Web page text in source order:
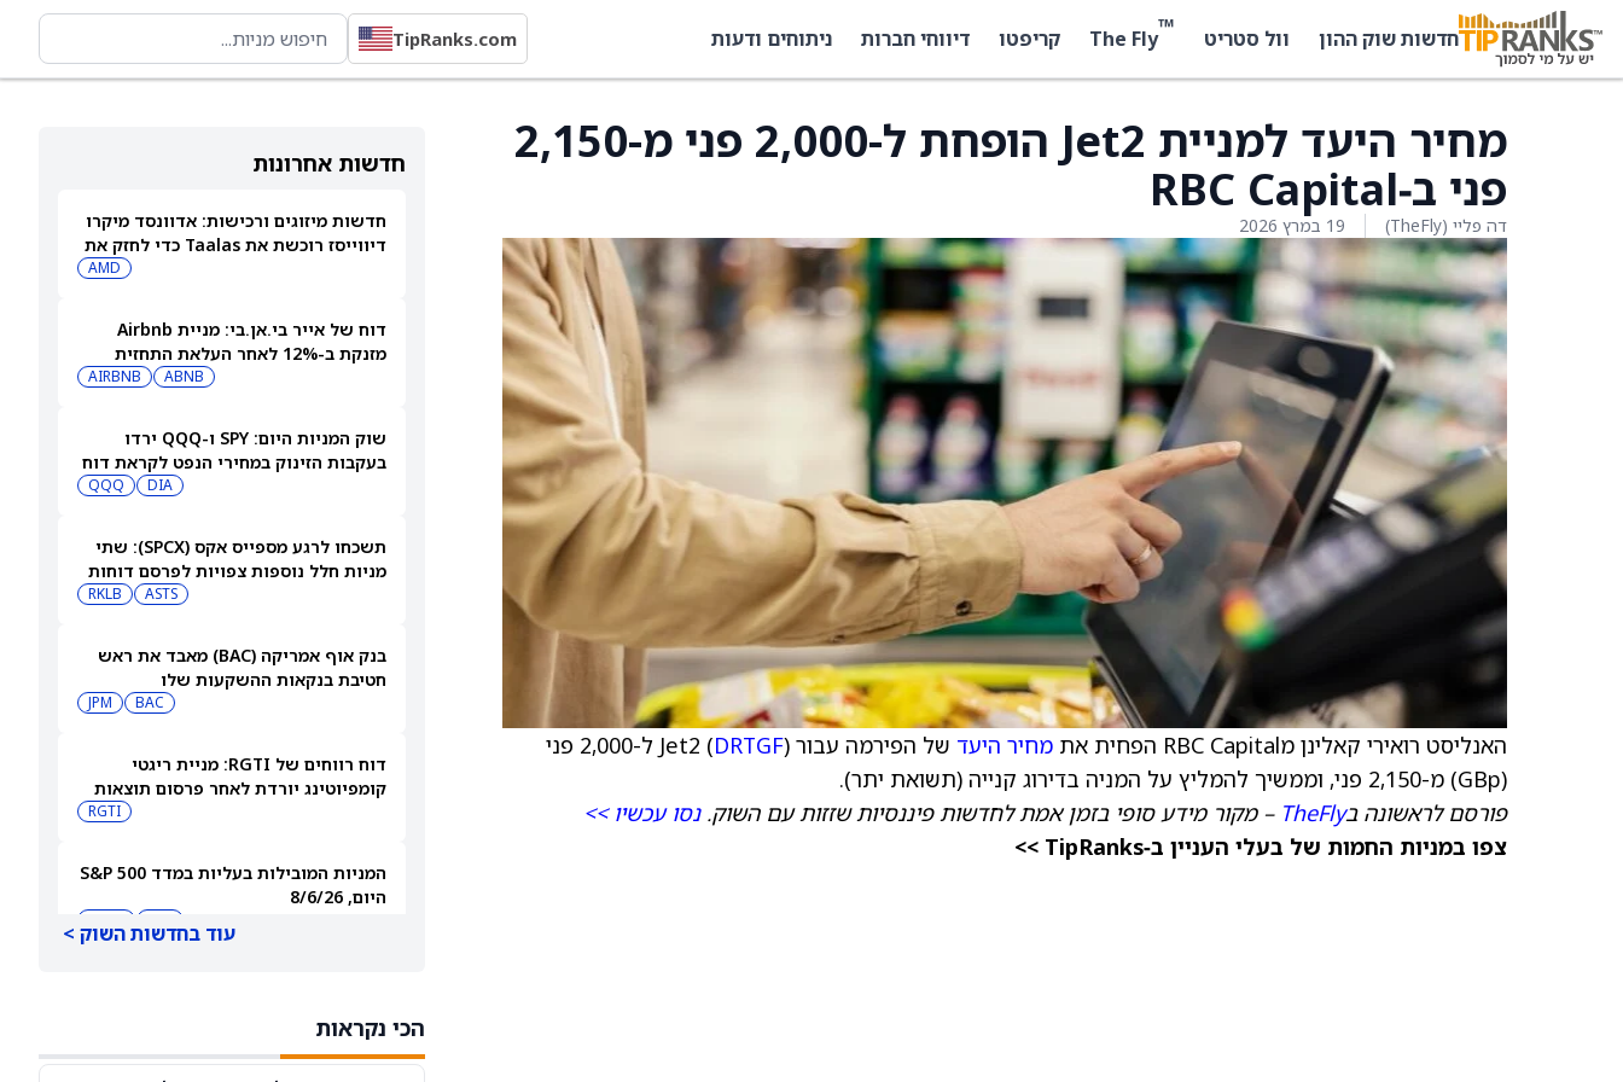
חדשות שוק ההון וול סטריט ™
The Fly קריפטו דיווחי חברות ניתוחים ודעות TipRanks.com
חדשות אחרונות
חדשות מיזוגים ורכישות: אדוונסד מיקרו
דיווייסז רוכשת את Taalas כדי לחזק את
AMD
דוח של אייר בי.אן.בי: מניית Airbnb
מזנקת ב-12% לאחר העלאת התחזית
ABNB
AIRBNB
שוק המניות היום: SPY ו-QQQ ירדו
בעקבות הזינוק במחירי הנפט לקראת דוח
DIA
QQQ
תשכחו לרגע מספייס אקס (SPCX): שתי
מניות חלל נוספות צפויות לפרסם דוחות
ASTS
RKLB
בנק אוף אמריקה (BAC) מאבד את ראש
חטיבת בנקאות ההשקעות שלו
BAC
JPM
דוח רווחים של RGTI: מניית ריגטי
קומפיוטינג יורדת לאחר פרסום תוצאות
RGTI
המניות המובילות בעליות במדד S&P 500
היום, 8/6/26
המיזוג קיבלה אישור בבריטניה
עוד בחדשות השוק >
הכי נקראות
מחיר היעד למניית Jet2 הופחת ל-2,000 פני מ-2,150
פני ב‑RBC Capital
דה פליי (TheFly) 19 במרץ 2026
האנליסט רואירי קאלינן מRBC Capital הפחית את מחיר היעד של הפירמה עבור Jet2 ( DRTGF
) ל-2,000 פני
(GBp) מ-2,150 פני, וממשיך להמליץ על המניה בדירוג קנייה (תשואת יתר).
פורסם לראשונה בTheFly – מקור מידע סופי בזמן אמת לחדשות פיננסיות שזזות עם השוק.נסו עכשיו >>
צפו במניות החמות של בעלי העניין ב‑TipRanks >>